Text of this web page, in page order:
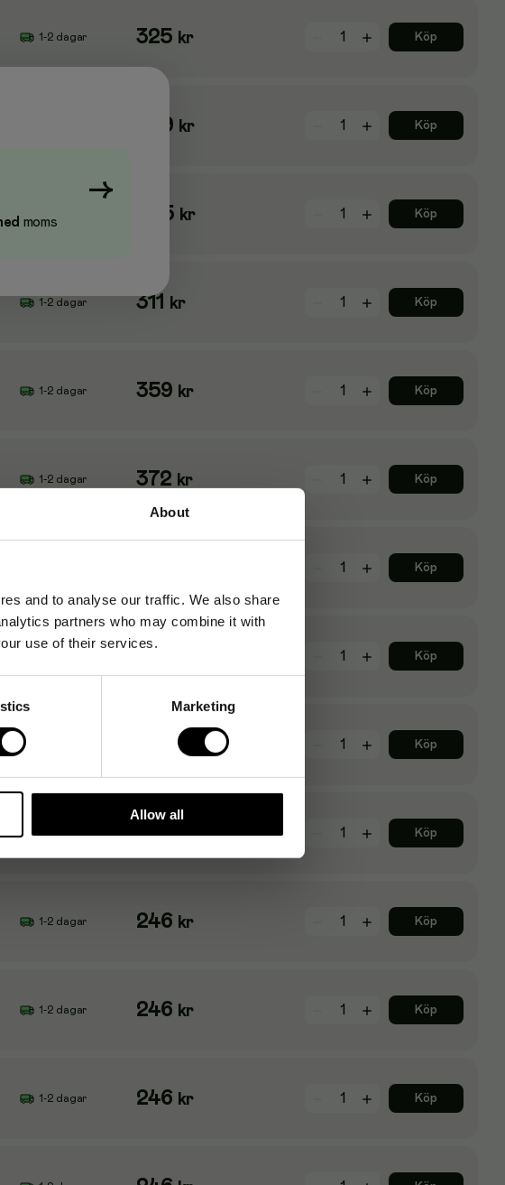
About
and to analyse our traffic. We also share
partners who may combine it with
use of their services.
Marketing
Allow all
1-2 dagar 325 kr Köp
209 kr Köp
305 kr Köp
1-2 dagar 311 kr Köp
1-2 dagar 359 kr Köp
1-2 dagar 372 kr Köp
Köp
Köp
kr Köp
1-2 dagar 246kr Köp
1-2 dagar 246 kr Köp
1-2 dagar 246 kr Köp
1-2 dagar 246 kr Köp
→
moms